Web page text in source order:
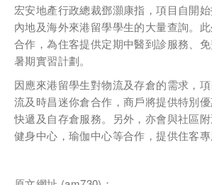
宏安地產行政總裁鄧灝康指，項目自開
內地及海外來港留學學生的大量查詢。
合作，為住客提供定期中醫到診服務、
暑期實習計劃。
因應來港留學生對物流及存倉的需求，
流及時昌迷你倉合作，商戶將提供特別
快遞及自存倉服務。另外，亦會與社區附
健身中心，瑜伽中心等合作，提供住客專